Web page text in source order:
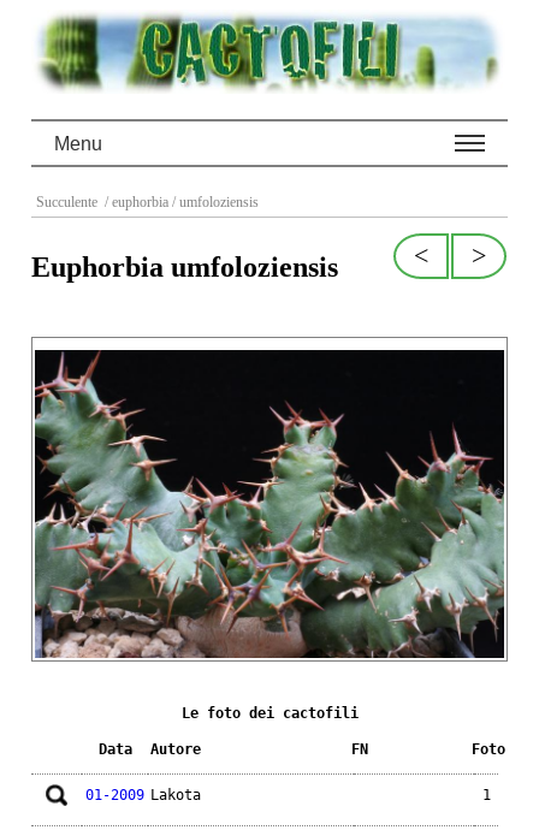
Menu
Succulente / euphorbia / umfoloziensis
>
<
Euphorbia umfoloziensis
Le foto dei cactofili
Data Autore FN Foto
01-2009 Lakota 1